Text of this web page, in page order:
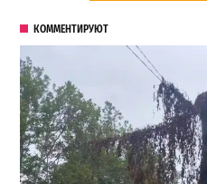
КОММЕНТИРУЮТ